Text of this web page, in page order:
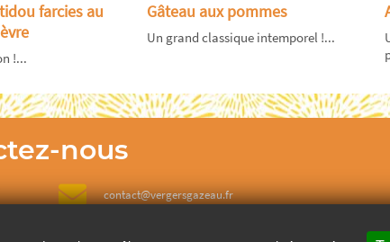
farcies au
!...
Gâteau aux pommes
Un grand classique intemporel !...
nous
contact@vergersgazeau.fr